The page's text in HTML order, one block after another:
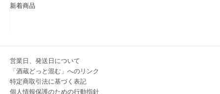
新着商品
営業日、発送日について
「酒蔵どっと混む」へのリンク
特定商取引法に基づく表記
個人情報保護のための行動指針